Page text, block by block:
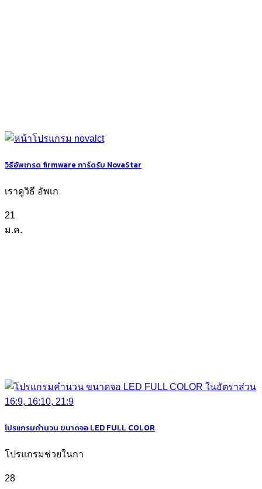
วิธีอัพเกรด firmware การ์ดรับ NovaStar
เราดูวิธี อัพเก
21
ม.ค.
โปรแกรมคำนวน ขนาดจอ LED FULL COLOR
โปรแกรมช่วยในกา
28